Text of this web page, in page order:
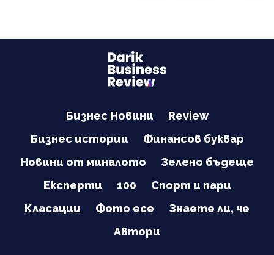
Бизнес Новини
Review
Бизнес истории
Финансов буквар
Новини от миналото
Зелено бъдеще
Експерти
100
Спорт и пари
Класации
Фото есе
Знаете ли, че
Автори